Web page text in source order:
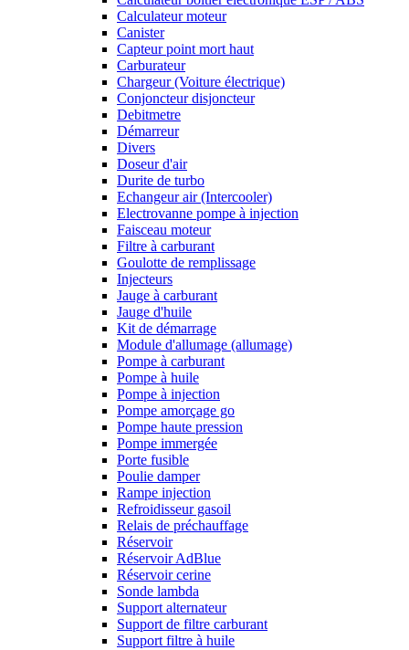
Calculateur moteur
Canister
Capteur point mort haut
Carburateur
Chargeur (Voiture électrique)
Conjoncteur disjoncteur
Debitmetre
Démarreur
Divers
Doseur d'air
Durite de turbo
Echangeur air (Intercooler)
Electrovanne pompe à injection
Faisceau moteur
Filtre à carburant
Goulotte de remplissage
Injecteurs
Jauge à carburant
Jauge d'huile
Kit de démarrage
Module d'allumage (allumage)
Pompe à carburant
Pompe à huile
Pompe à injection
Pompe amorçage go
Pompe haute pression
Pompe immergée
Porte fusible
Poulie damper
Rampe injection
Refroidisseur gasoil
Relais de préchauffage
Réservoir
Réservoir AdBlue
Réservoir cerine
Sonde lambda
Support alternateur
Support de filtre carburant
Support filtre à huile